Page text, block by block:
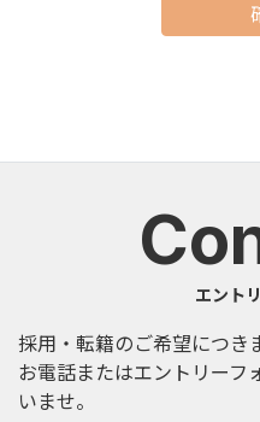
エント
採用・転籍のご希望につき
お電話またはエントリーフ
いませ。